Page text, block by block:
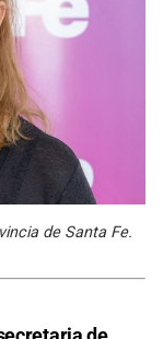
de Santa Fe.